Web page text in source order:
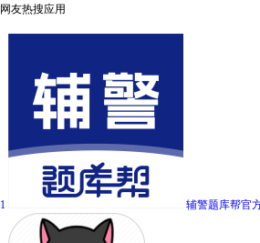
网友热搜应用
1 辅警题库帮官